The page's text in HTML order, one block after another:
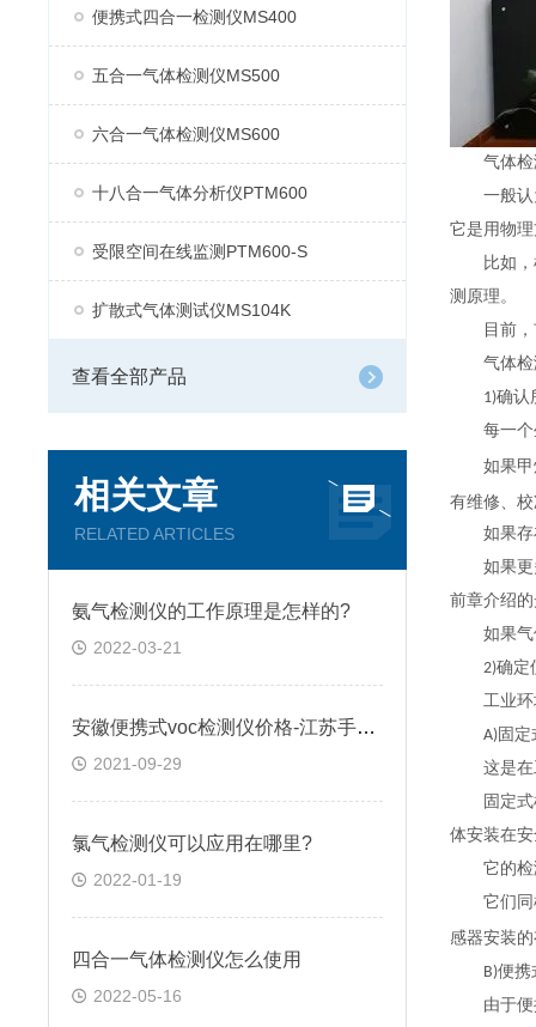
便携式四合一检测仪MS400
五合一气体检测仪MS500
六合一气体检测仪MS600
十八合一气体分析仪PTM600
受限空间在线监测PTM600-S
扩散式气体测试仪MS104K
查看全部产品
相关文章
RELATED ARTICLES
氨气检测仪的工作原理是怎样的?
2022-03-21
安徽便携式voc检测仪价格-江苏手持式voc气体检测仪厂家
2021-09-29
氯气检测仪可以应用在哪里?
2022-01-19
四合一气体检测仪怎么使用
2022-05-16
气体检测
一般认为
它是用物
比如，检
测原理。
目前，市
气体检
1)确认所
每一个生
如果甲烷
有维修、
如果存在
如果更多
前章介绍
如果气体
2)确定
工业环境
A)固定
这是在工
固定式检
体安装在
它的检测
它们同样
感器安装
B)便携
由于便携